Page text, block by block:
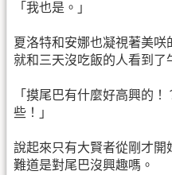
「我也是。」
夏洛特和安娜也凝視著美咲
就和三天沒吃飯的人看到了
「摸尾巴有什麼好高興的
些！」
說起來只有大賢者從剛才開
難道是對尾巴沒興趣嗎。